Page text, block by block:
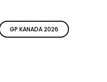
GP KANADA 2026